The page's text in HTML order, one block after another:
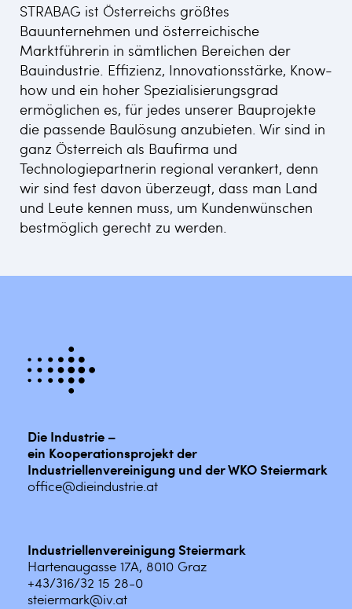
STRABAG ist Österreichs größtes
Bauunternehmen und österreichische
Marktführerin in sämtlichen Bereichen der
Bauindustrie. Effizienz, Innovationsstärke, Know-
how und ein hoher Spezialisierungsgrad
ermöglichen es, für jedes unserer Bauprojekte
die passende Baulösung anzubieten. Wir sind in
ganz Österreich als Baufirma und
Technologiepartnerin regional verankert, denn
wir sind fest davon überzeugt, dass man Land
und Leute kennen muss, um Kundenwünschen
bestmöglich gerecht zu werden.
Die Industrie –
ein Kooperationsprojekt der
Industriellenvereinigung und der WKO Steiermark
office@dieindustrie.at
Industriellenvereinigung Steiermark
Hartenaugasse 17A, 8010 Graz
+43/316/32 15 28-0
steiermark@iv.at